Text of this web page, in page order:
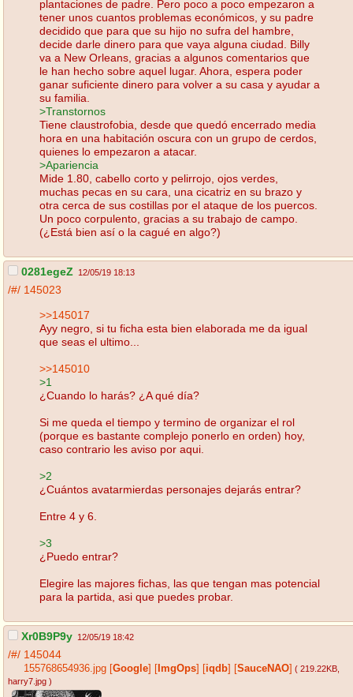
plantaciones de padre. Pero poco a poco empezaron a
tener unos cuantos problemas económicos, y su padre
decidido que para que su hijo no sufra del hambre,
decide darle dinero para que vaya alguna ciudad. Billy
va a New Orleans, gracias a algunos comentarios que
le han hecho sobre aquel lugar. Ahora, espera poder
ganar suficiente dinero para volver a su casa y ayudar a
su familia.
>Transtornos
Tiene claustrofobia, desde que quedó encerrado media
hora en una habitación oscura con un grupo de cerdos,
quienes lo empezaron a atacar.
>Apariencia
Mide 1.80, cabello corto y pelirrojo, ojos verdes,
muchas pecas en su cara, una cicatriz en su brazo y
otra cerca de sus costillas por el ataque de los puercos.
Un poco corpulento, gracias a su trabajo de campo.
(¿Está bien así o la cagué en algo?)
0281egeZ 12/05/19 18:13
/#/ 145023
>>145017
Ayy negro, si tu ficha esta bien elaborada me da igual
que seas el ultimo...
>>145010
>1
¿Cuando lo harás? ¿A qué día?
Si me queda el tiempo y termino de organizar el rol
(porque es bastante complejo ponerlo en orden) hoy,
caso contrario les aviso por aqui.
>2
¿Cuántos avatarmierdas personajes dejarás entrar?
Entre 4 y 6.
>3
¿Puedo entrar?
Elegire las majores fichas, las que tengan mas potencial
para la partida, asi que puedes probar.
Xr0B9P9y 12/05/19 18:42
/#/ 145044
155768654936.jpg Google ImgOps iqdb SauceNAO ( 219.22KB
harry7.jpg )